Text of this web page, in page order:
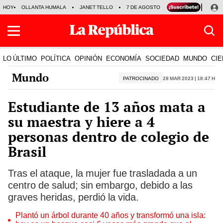
HOY OLLANTA HUMALA JANET TELLO 7 DE AGOSTO TINKA RESULTADOS
LO ÚLTIMO POLÍTICA OPINIÓN ECONOMÍA SOCIEDAD MUNDO
Mundo PATROCINADO 28 Mar 2023 | 18:47 h
Estudiante de 13 años mata a
su maestra y hiere a 4
personas dentro de colegio de
Brasil
Tras el ataque, la mujer fue trasladada a un
centro de salud; sin embargo, debido a las
graves heridas, perdió la vida.
Plantó un árbol durante 40 años y transformó una isla: